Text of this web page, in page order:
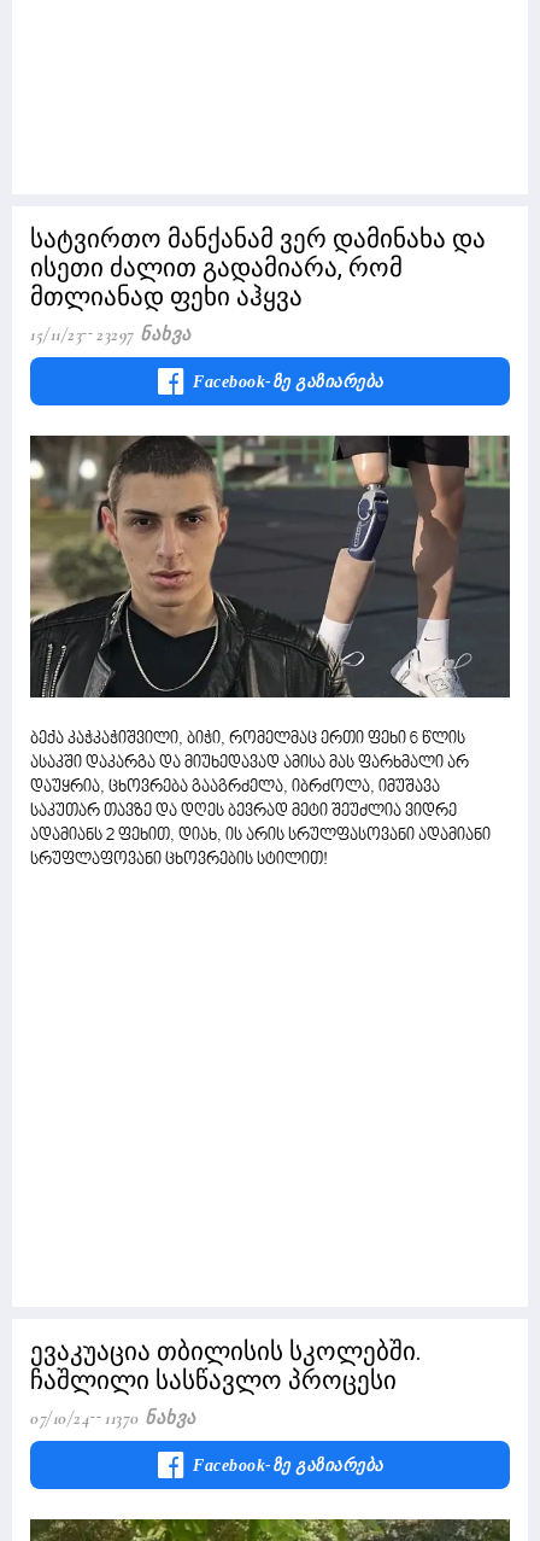
სატვირთო მანქანამ ვერ დამინახა და
ისეთი ძალით გადამიარა, რომ
მთლიანად ფეხი აჰყვა
15/11/23 23297 Ნახვა
Facebook-Ზე Გაზიარება
ბექა კაჭკაჭიშვილი, ბიჭი, რომელმაც ერთი ფეხი 6 წლის
ასაკში დაკარგა და მიუხედავად ამისა მას ფარხმალი არ
დაუყრია, ცხოვრება გააგრძელა, იბრძოლა, იმუშავა
საკუთარ თავზე და დღეს ბევრად მეტი შეუძლია ვიდრე
ადამიანს 2 ფეხით, დიახ, ის არის სრულფასოვანი ადამიანი
სრუფლაფოვანი ცხოვრების სტილით!
ევაკუაცია თბილისის სკოლებში.
ჩაშლილი სასწავლო პროცესი
07/10/24 11370 Ნახვა
Facebook-Ზე Გაზიარება